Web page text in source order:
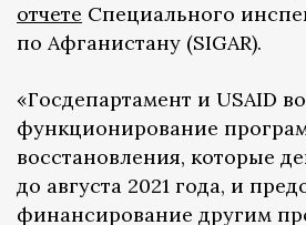
отчете Специального
по Афганистану (SIGAR).
«Госдепартамент и USAID
функционирование
восстановления, которые
до августа 2021 года, и
финансирование другим